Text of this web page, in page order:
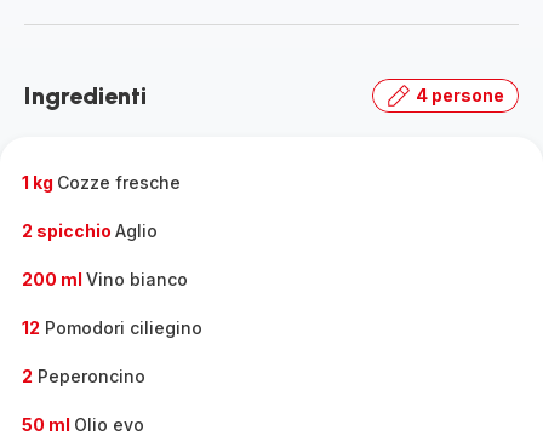
dettagli
la
Ingredienti 4 persone
1 kg Cozze fresche
2 spicchio Aglio
200 ml Vino bianco
12 Pomodori ciliegino
2 Peperoncino
50 ml Olio evo